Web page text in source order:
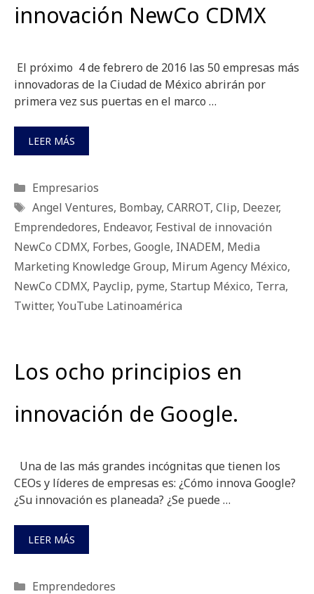
innovación NewCo CDMX
El próximo 4 de febrero de 2016 las 50 empresas más
innovadoras de la Ciudad de México abrirán por
primera vez sus puertas en el marco …
LEER MÁS
Categorías
Empresarios
Etiquetas
Angel Ventures, Bombay, CARROT, Clip, Deezer,
Emprendedores, Endeavor, Festival de innovación
NewCo CDMX, Forbes, Google, INADEM, Media
Marketing Knowledge Group, Mirum Agency México,
NewCo CDMX, Payclip, pyme, Startup México, Terra,
Twitter, YouTube Latinoamérica
Los ocho principios en
innovación de Google.
Una de las más grandes incógnitas que tienen los
CEOs y líderes de empresas es: ¿Cómo innova Google?
¿Su innovación es planeada? ¿Se puede …
LEER MÁS
Categorías
Emprendedores